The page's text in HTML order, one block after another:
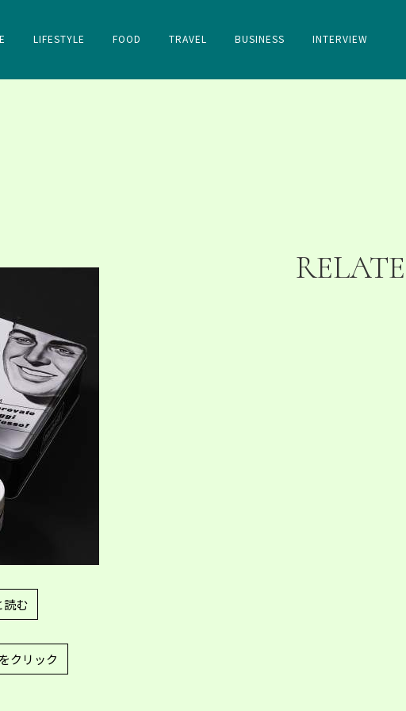
LIFESTYLE FOOD TRAVEL BUSINESS INTERVIEW
読む
クリック